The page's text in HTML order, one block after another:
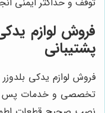
فروش لوازم
پشتیبانی
فروش لوازم یدکی بلدوزر
تخصصی و خدمات پس